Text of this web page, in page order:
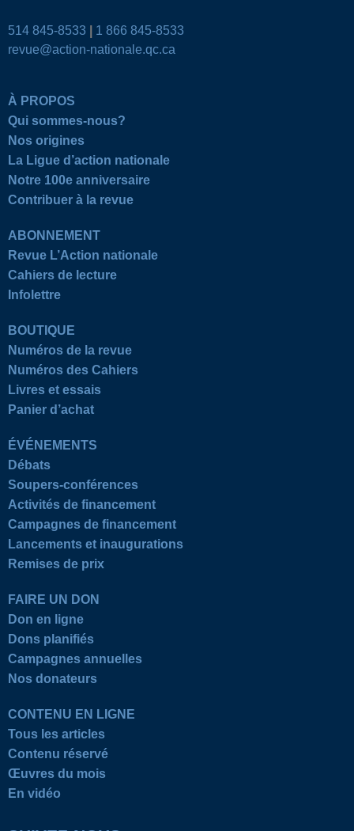
514 845-8533
1 866 845-8533
revue@action-nationale.qc.ca
À PROPOS
Qui sommes-nous?
Nos origines
La Ligue d’action nationale
Notre 100e anniversaire
Contribuer à la revue
ABONNEMENT
Revue L’Action nationale
Cahiers de lecture
Infolettre
BOUTIQUE
Numéros de la revue
Numéros des Cahiers
Livres et essais
Panier d’achat
ÉVÉNEMENTS
Débats
Soupers-conférences
Activités de financement
Campagnes de financement
Lancements et inaugurations
Remises de prix
FAIRE UN DON
Don en ligne
Dons planifiés
Campagnes annuelles
Nos donateurs
CONTENU EN LIGNE
Tous les articles
Contenu réservé
Œuvres du mois
En vidéo